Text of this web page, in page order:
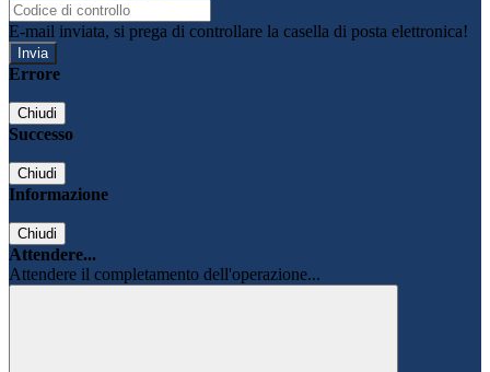
E-mail inviata, si prega di controllare la casella di posta elettronica!
Errore
Chiudi
Successo
Chiudi
Informazione
Chiudi
Attendere...
Attendere il completamento dell'operazione...